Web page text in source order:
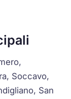
Soccavo,
San